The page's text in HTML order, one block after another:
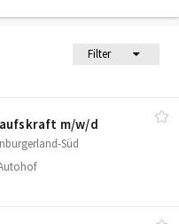
Filter
m/​w/​d
Süd